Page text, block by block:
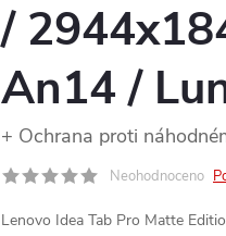
/
An14 /
+ Ochrana proti
Neohodnoceno
Lenovo Idea Tab Pro Matte